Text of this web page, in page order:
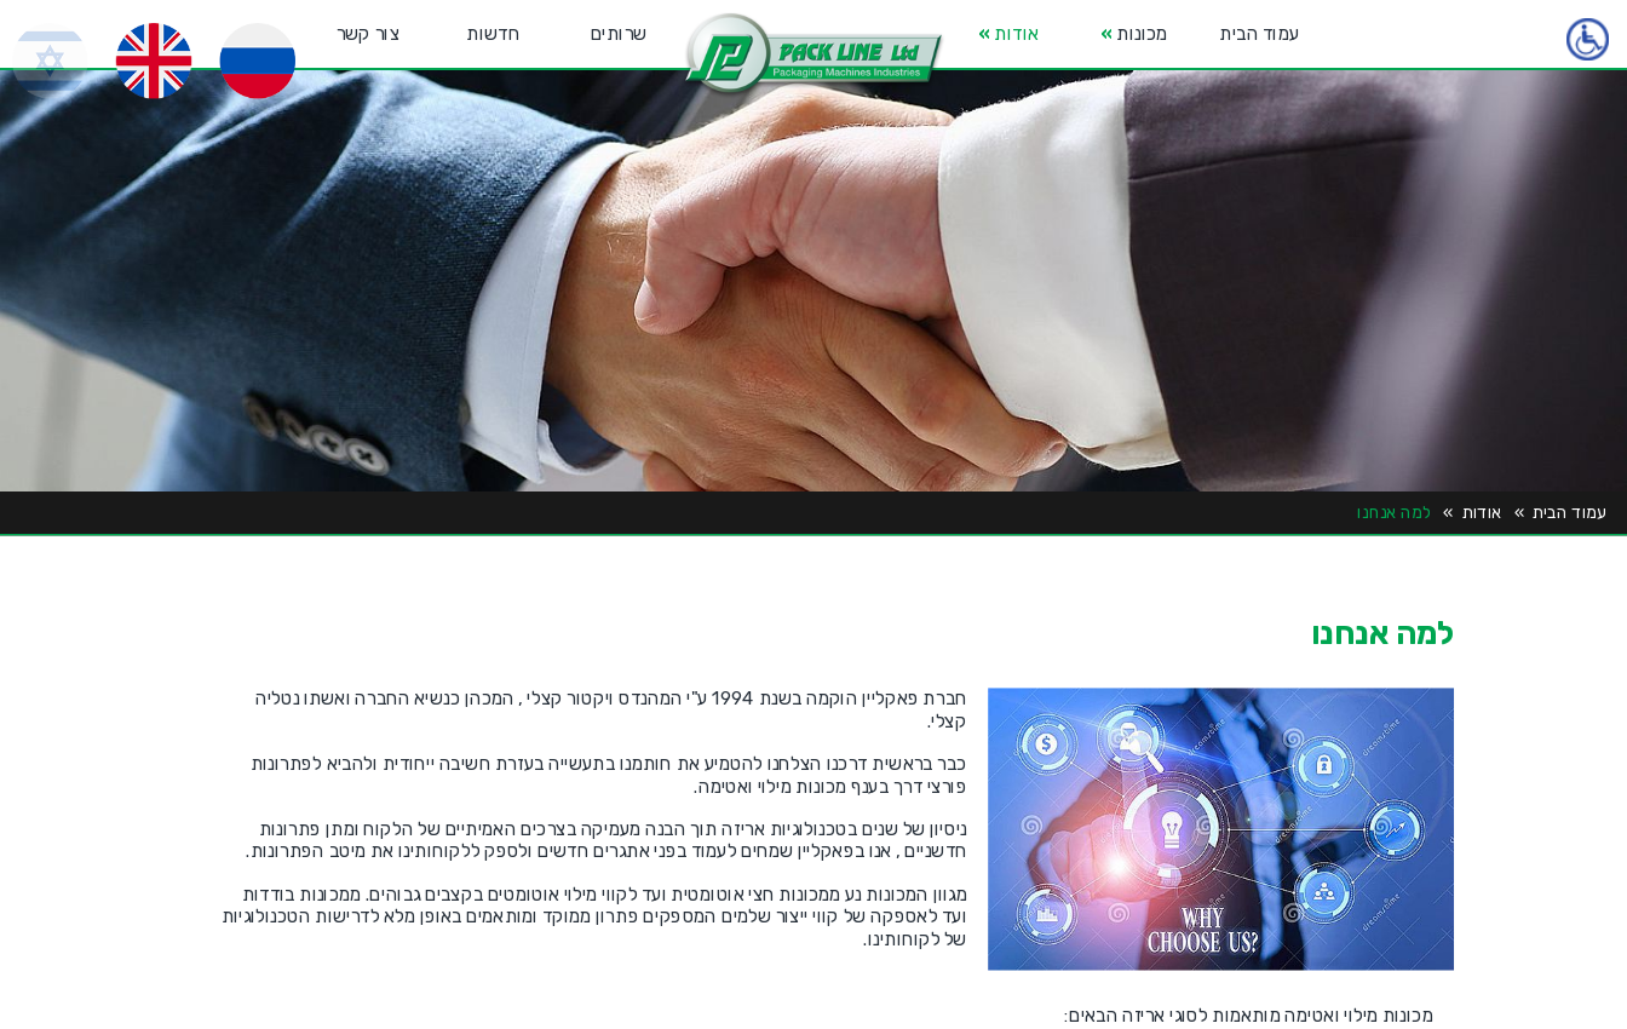
עמוד הבית מכונות » אודות » שרותים חדשות צור קשר
עמוד הבית» אודות » למה אנחנו
למה אנחנו
חברת פאקליין הוקמה בשנת 1994 ע"י המהנדס ויקטור קצלי , המכהן כנשיא החברה ואשתו נטליה
קצלי.
כבר בראשית דרכנו הצלחנו להטמיע את חותמנו בתעשייה בעזרת חשיבה ייחודית ולהביא לפתרונות
פורצי דרך בענף מכונות מילוי ואטימה.
ניסיון של שנים בטכנולוגיות אריזה תוך הבנה מעמיקה בצרכים האמיתיים של הלקוח ומתן פתרונות
חדשניים , אנו בפאקליין שמחים לעמוד בפני אתגרים חדשים ולספק ללקוחותינו את מיטב הפתרונות.
מגוון המכונות נע ממכונות חצי אוטומטית ועד לקווי מילוי אוטומטים בקצבים גבוהים. ממכונות בודדות
ועד לאספקה של קווי ייצור שלמים המספקים פתרון ממוקד ומותאמים באופן מלא לדרישות הטכנולוגיות
של לקוחותינו.
מכונות מילוי ואטימה מותאמות לסוגי אריזה הבאים: